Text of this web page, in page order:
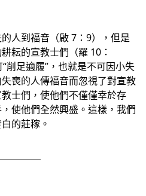
人到福音（啟 7：9），但是
耘的宣教士們（羅 10：
削足適履”，也就是不可因小失
喪的人傳福音而忽視了對宣教
士們，使他們不僅僅幸於存
使他們全然興盛。這樣，我們
的莊稼。